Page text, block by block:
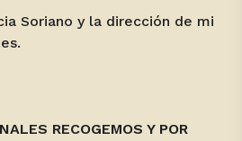
Soriano y la dirección de mi
.
RECOGEMOS Y POR